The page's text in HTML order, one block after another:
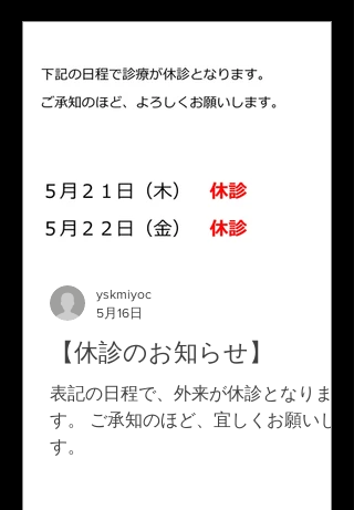
【休診のお知らせ】
表記の日程で、外来が休診となりま
す。 ご承知のほど、宜しくお願いしま
す。
yskmiyoc
5月16日